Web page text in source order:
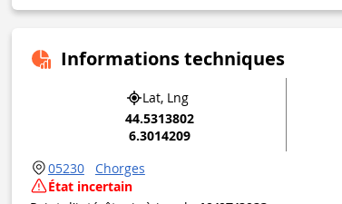
Informations techniques
Lat, Lng
44.5313802
6.3014209
05230
Chorges
État incertain